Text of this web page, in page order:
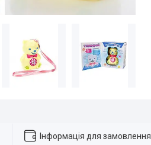
Інформація для замовлення